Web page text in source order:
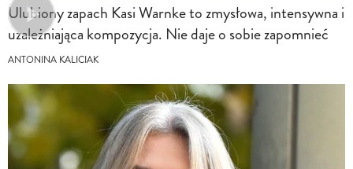
Ulubiony zapach Kasi Warnke to zmysłowa, intensywna i
uzależniająca kompozycja. Nie daje o sobie zapomnieć
ANTONINA KALICIAK